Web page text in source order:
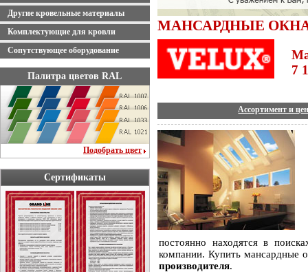
Другие кровельные материалы
Комплектующие для кровли
Сопутствующее оборудование
Палитра цветов RAL
Подобрать цвет
Сертификаты
МАНСАРДНЫЕ ОКНА
7
Ассортимент и
постоянно находятся в
компании. Купить мансардные
производителя.